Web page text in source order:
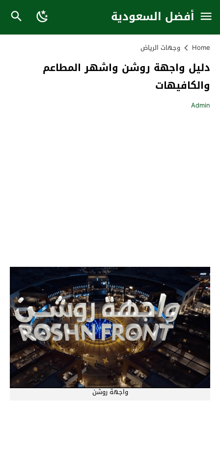
أفضل السعودية
Home وجهات الرياض
دليل واجهة روشن واشهر المطاعم
والكافيهات
Admin
واجهة روشن